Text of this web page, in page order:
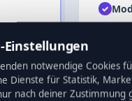
✓
✓
Einstellungen
notwendige Cookies
Dienste für Statistik,
nach deiner Zustimmung